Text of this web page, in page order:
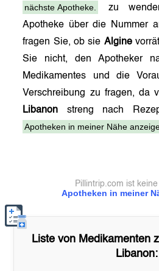
nächste Apotheke.
zu
Apotheke über die Nummer
fragen Sie, ob sie Algine
Sie nicht, den Apotheker
Medikamentes und die
Verschreibung zu fragen, da
Libanon streng nach
Apotheken in meiner Nähe
Apotheken in meiner
Pillintrip.com ist
Liste von Medikamenten
Libanon: